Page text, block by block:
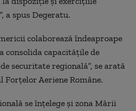
a spus Degeratu.
colaborează îndeaproape
consolida capacitățile de
securitate regională”, se arată
Aeriene Române.
se înțelege și zona Mării